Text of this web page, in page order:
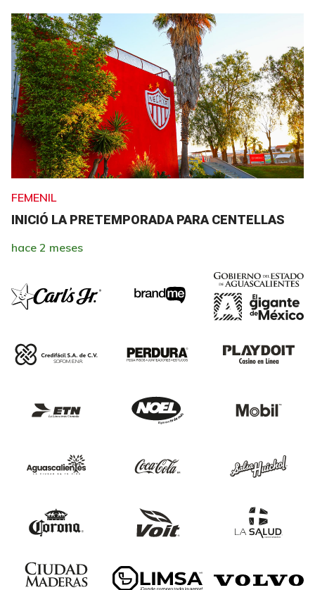
FEMENIL
INICIÓ LA PRETEMPORADA PARA CENTELLAS
hace 2 meses